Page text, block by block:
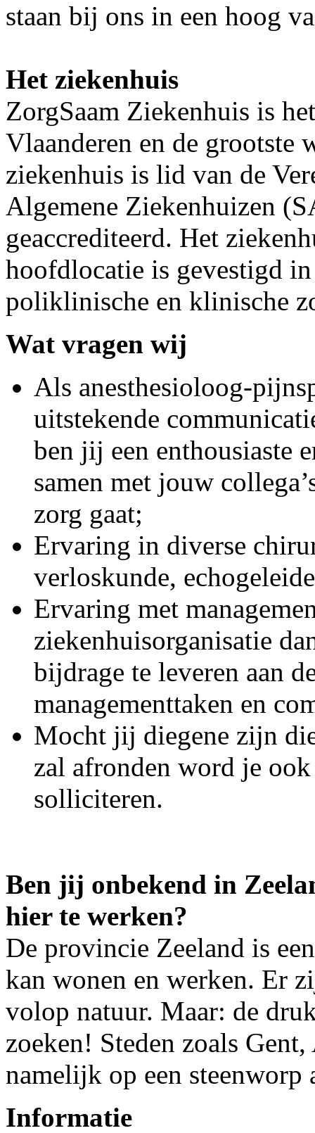
staan bij ons in een hoog
Het ziekenhuis
ZorgSaam Ziekenhuis is
Vlaanderen en de grootste
ziekenhuis is lid van de
Algemene Ziekenhuizen
geaccrediteerd. Het
hoofdlocatie is gevestigd
poliklinische en klinische
Wat vragen wij
Als anesthesioloog-
uitstekende
ben jij een enthousiaste
samen met jouw
zorg gaat;
Ervaring in diverse
verloskunde,
Ervaring met
ziekenhuisorganisatie
bijdrage te leveren aan
managementtaken en
Mocht jij diegene zijn
zal afronden word je
solliciteren.
Ben jij onbekend in
hier te werken?
De provincie Zeeland is
kan wonen en werken. Er
volop natuur. Maar: de
zoeken! Steden zoals
namelijk op een
Informatie